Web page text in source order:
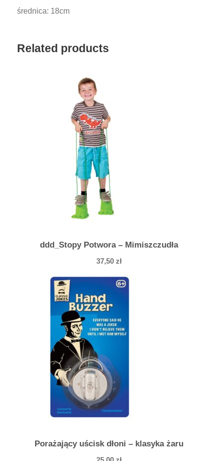
a
średnica: 18cm
Related products
ddd_Stopy Potwora – Mimiszczudła
37,50 zł
Porażający uścisk dłoni – klasyka żaru